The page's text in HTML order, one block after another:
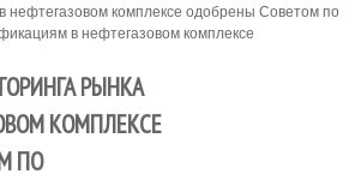
нефтегазовом комплексе одобрены Советом по
в нефтегазовом комплексе
РЫНКА
КОМПЛЕКСЕ
ПО